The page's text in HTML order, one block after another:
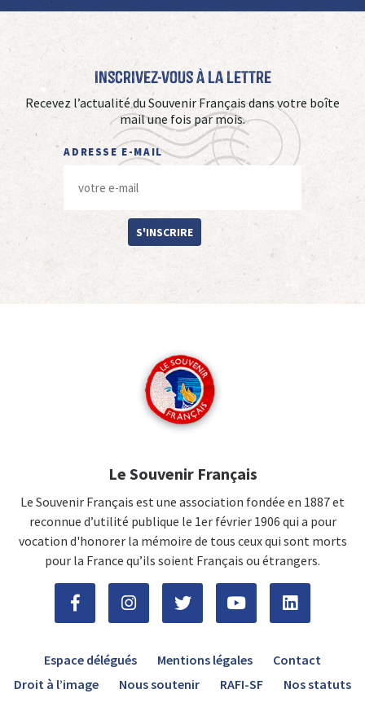
Inscrivez-vous à La Lettre
Recevez l’actualité du Souvenir Français dans votre boîte
mail une fois par mois.
ADRESSE E-MAIL
S'INSCRIRE
Le Souvenir Français
Le Souvenir Français est une association fondée en 1887 et
reconnue d’utilité publique le 1er février 1906 qui a pour
vocation d'honorer la mémoire de tous ceux qui sont morts
pour la France qu’ils soient Français ou étrangers.
Espace délégués Mentions légales
Contact
Droit à l’image
Nous soutenir RAFI-SF Nos statuts